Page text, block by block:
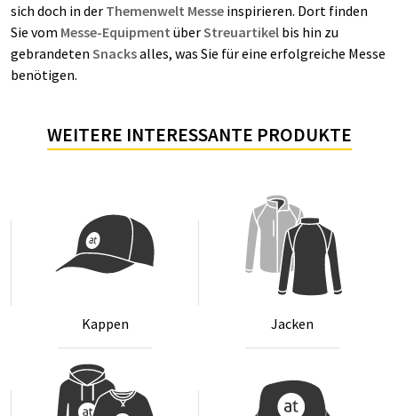
sich doch in der Themenwelt Messe inspirieren. Dort finden
Sie vom Messe-Equipment überStreuartikel bis hin zu
gebrandeten Snacksalles, was Sie für eine erfolgreiche Messe
benötigen.
WEITERE INTERESSANTE PRODUKTE
Kap­pen Ja­cken